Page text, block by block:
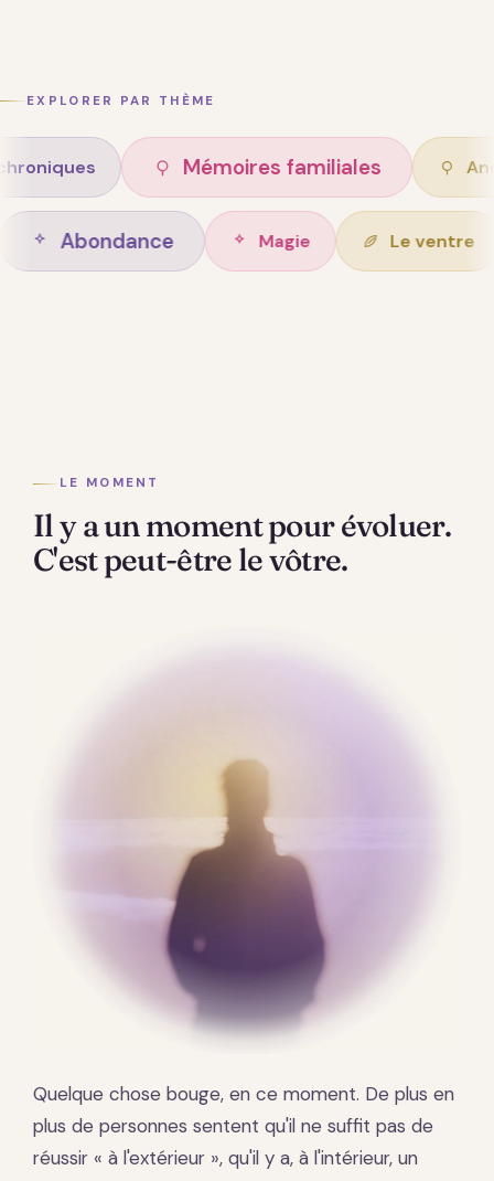
EXPLORER PAR THÈME
Mémoires familiales Ancêtres
de vie Abondance Magie
LE MOMENT
Il y a un moment pour évoluer.
C'est peut-être le vôtre.
Quelque chose bouge, en ce moment. De plus en
plus de personnes sentent qu'il ne suffit pas de
réussir « à l'extérieur », qu'il y a, à l'intérieur, un